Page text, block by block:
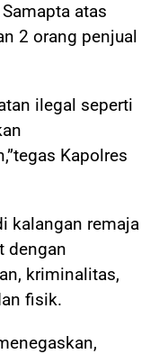
atas
2 orang penjual
ilegal seperti
Kapolres
kalangan remaja
dengan
kriminalitas,
fisik.